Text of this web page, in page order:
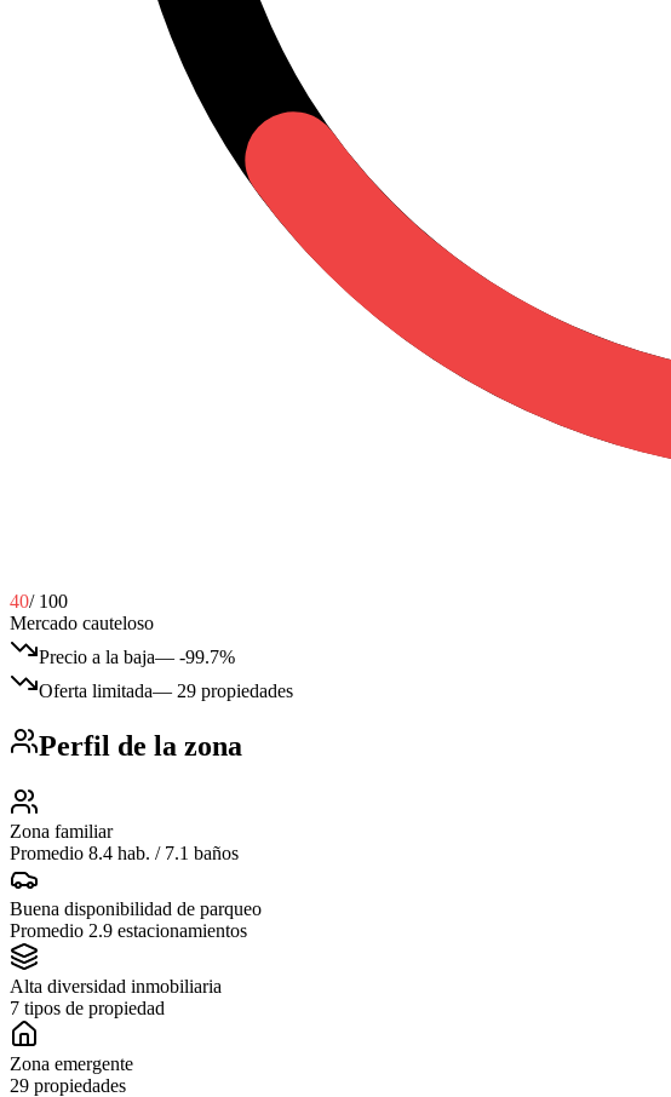
40/ 100
Mercado cauteloso
Precio a la baja— -99.7%
Oferta limitada— 29 propiedades
Perfil de la zona
Zona familiar
Promedio 8.4 hab. / 7.1 baños
Buena disponibilidad de parqueo
Promedio 2.9 estacionamientos
Alta diversidad inmobiliaria
7 tipos de propiedad
Zona emergente
29 propiedades